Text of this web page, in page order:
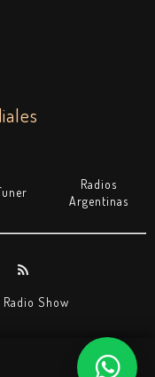
Radios
Argentinas
Radio Show